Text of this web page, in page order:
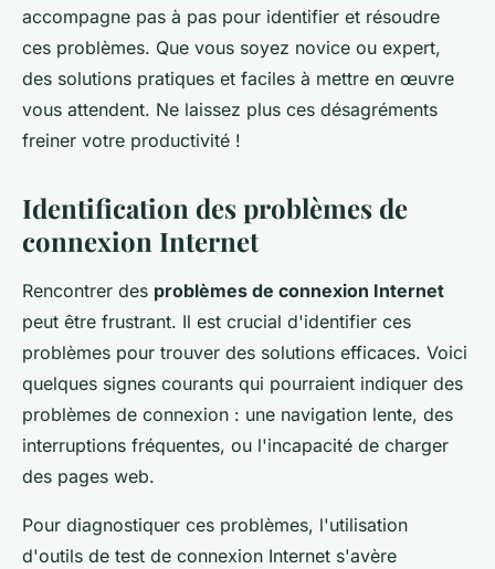
accompagne pas à pas pour identifier et résoudre
ces problèmes. Que vous soyez novice ou expert,
des solutions pratiques et faciles à mettre en œuvre
vous attendent. Ne laissez plus ces désagréments
freiner votre productivité !
Identification des problèmes de
connexion Internet
Rencontrer des problèmes de connexion Internet
peut être frustrant. Il est crucial d'identifier ces
problèmes pour trouver des solutions efficaces. Voici
quelques signes courants qui pourraient indiquer des
problèmes de connexion : une navigation lente, des
interruptions fréquentes, ou l'incapacité de charger
des pages web.
Pour diagnostiquer ces problèmes, l'utilisation
d'outils de test de connexion Internet s'avère